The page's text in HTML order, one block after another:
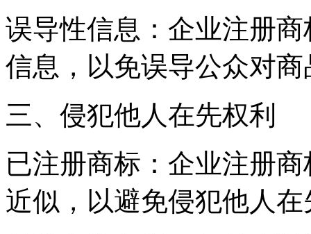
误导性信息‌：企业注册
信息，以免误导公众对
三、侵犯他人在先权利
已注册商标‌：企业注册
近似，以避免侵犯他人